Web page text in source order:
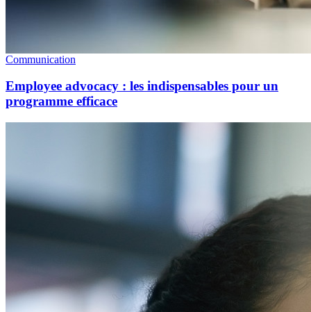
Communication
Employee advocacy : les indispensables pour un
programme efficace